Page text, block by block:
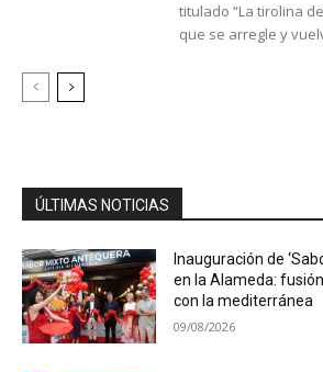
titulado “La tirolina
que se arregle y
ÚLTIMAS NOTICIAS
Inauguración de
en la Alameda:
con la mediterránea
09/08/2026